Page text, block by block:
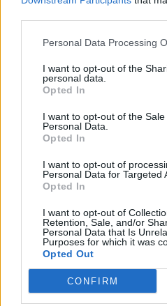
Personal Data Processing
I want to opt-out of the
personal data.
Opted In
I want to opt-out of the
Personal Data.
Opted In
I want to opt-out of
Personal Data for Targeted
Opted In
I want to opt-out of
Retention, Sale, and/or
Personal Data that Is
Purposes for which it was
Opted Out
CONFIRM
Cthulhu:
MOUSE:
alkotása